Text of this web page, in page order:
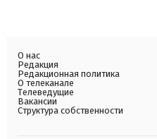
О нас
Редакция
Редакционная политика
О телеканале
Телеведущие
Вакансии
Структура собственности